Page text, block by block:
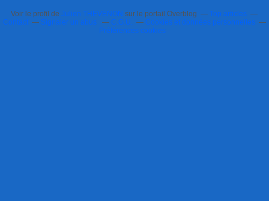
Voir le profil deJulien THEVENON sur le portail Overblog
Top articles
Contact
Signaler un abus C.G.U.
Cookies et données personnelles
Préférences cookies